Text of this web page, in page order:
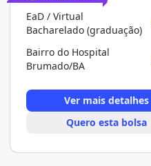
EaD / Virtual
Bacharelado (graduação)
Bairro do Hospital
Brumado/BA
Ver mais detalhes
Quero esta bolsa